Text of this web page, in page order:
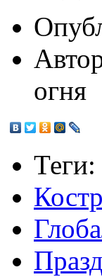
огня
Теги: